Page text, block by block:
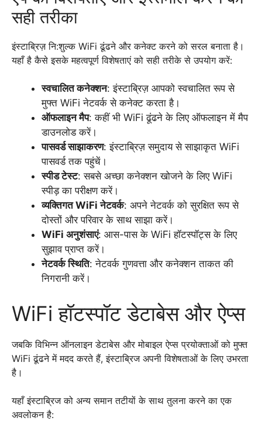
सही तरीका
इंस्टाब्रिज़ नि:शुल्क WiFi ढूंढने और कनेक्ट करने को सरल बनाता है।
यहाँ है कैसे इसके महत्वपूर्ण विशेषताएं को सही तरीके से उपयोग करें:
स्वचालित कनेक्शन: इंस्टाब्रिज़ आपको स्वचालित रूप से
मुफ्त WiFi नेटवर्क से कनेक्ट करता है।
ऑफलाइन मैप: कहीं भी WiFi ढूंढने के लिए ऑफलाइन में मैप
डाउनलोड करें।
पासवर्ड साझाकरण: इंस्टाब्रिज़ समुदाय से साझाकृत WiFi
पासवर्ड तक पहुंचें।
स्पीड टेस्ट: सबसे अच्छा कनेक्शन खोजने के लिए WiFi
स्पीड़ का परीक्षण करें।
व्यक्तिगत WiFi नेटवर्क: अपने नेटवर्क को सुरक्षित रूप से
दोस्तों और परिवार के साथ साझा करें।
WiFi अनुशंसाएं: आस-पास के WiFi हॉटस्पॉट्स के लिए
सुझाव प्राप्त करें।
नेटवर्क स्थिति: नेटवर्क गुणवत्ता और कनेक्शन ताकत की
निगरानी करें।
WiFi हॉटस्पॉट डेटाबेस और ऐप्स
जबकि विभिन्न ऑनलाइन डेटाबेस और मोबाइल ऐप्स प्रयोक्ताओं को मुफ्त
WiFi ढूंढने में मदद करते हैं, इंस्टाब्रिज अपनी विशेषताओं के लिए उभरता
है।
यहाँ इंस्टाब्रिज को अन्य समान तटीयों के साथ तुलना करने का एक
अवलोकन है: